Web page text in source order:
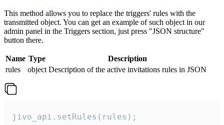
This method allows you to replace the triggers' rules with the
transmitted object. You can get an example of such object in our
admin panel in the Triggers section, just press "JSON structure"
button there.
Name Type
Description
rules
object Description of the active invitations rules in JSON
jivo_api.setRules(rules);